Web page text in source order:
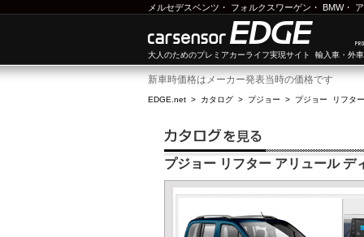
メルセデスベンツ ・ フォルクスワーゲン ・ BMW・
大人のためのプレミアカーライフ実現サイト 輸入車・外
新車時価格はメーカー発表当時の価格です
EDGE.net > カタログ > プジョー > プジョー リフター
プジョー リフター アリュール デ